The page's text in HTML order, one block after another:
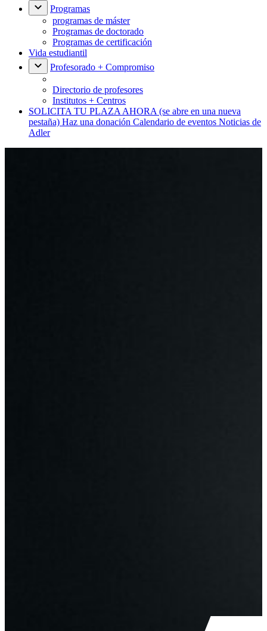
Programas
programas de máster
Programas de doctorado
Programas de certificación
Vida estudiantil
Profesorado + Compromiso
Directorio de profesores
Institutos + Centros
SOLICITA TU PLAZA AHORA (se abre en una nueva
pestaña) Haz una donación Calendario de eventos Noticias de
Adler